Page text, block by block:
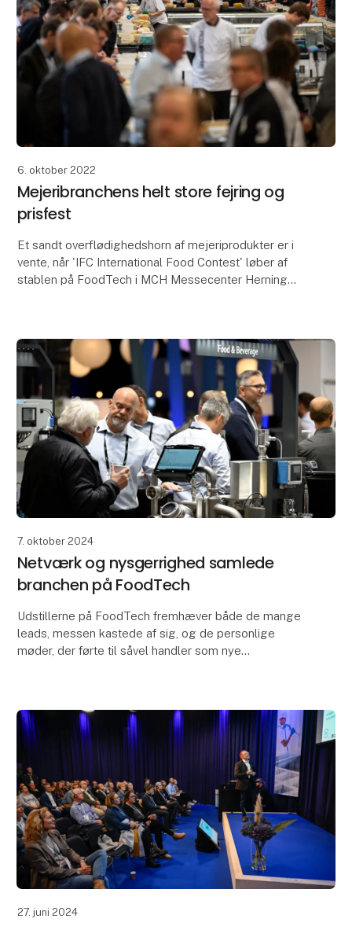
6. oktober 2022
Mejeribranchens helt store fejring og
prisfest
Et sandt overflødighedshorn af mejeriprodukter er i
vente, når 'IFC International Food Contest' løber af
stablen på FoodTech i MCH Messecenter Herning
7. oktober 2024
Netværk og nysgerrighed samlede
branchen på FoodTech
Udstillerne på FoodTech fremhæver både de mange
leads, messen kastede af sig, og de personlige
møder, der førte til såvel handler som nye
27. juni 2024